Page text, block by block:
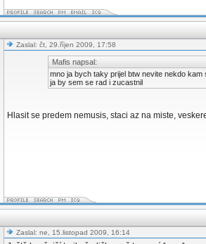
Zaslal: čt, 29.říjen 2009, 17:58
Mafis napsal:
mno ja bych taky prijel btw nevite nekdo kam
ja by sem se rad i zucastnil
Hlasit se predem nemusis, staci az na miste,
Zaslal: ne, 15.listopad 2009, 16:14